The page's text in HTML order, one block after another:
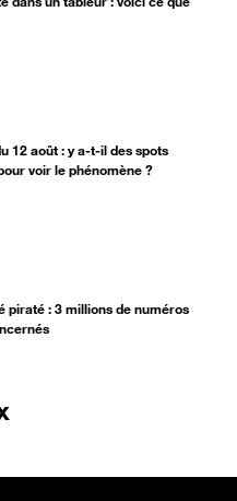
12 août : y a-t-il des spots
voir le phénomène ?
piraté : 3 millions de numéros